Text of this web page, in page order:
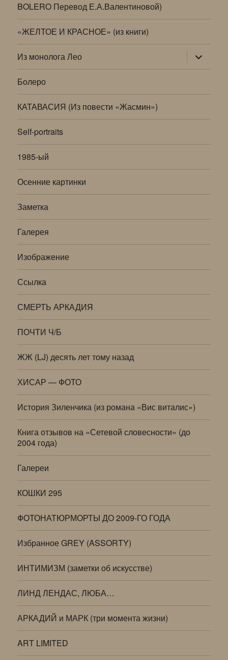
BOLERO Перевод Е.А.Валентиновой)
«ЖЕЛТОЕ И КРАСНОЕ» (из книги)
Из монолога Лео раскрыть
дочернее
меню
Болеро
КАТАВАСИЯ (Из повести «Жасмин»)
Self-portraits
1985-ый
Осенние картинки
Заметка
Галерея
Изображение
Ссылка
СМЕРТЬ АРКАДИЯ
ПОЧТИ Ч/Б
ЖЖ (LJ) десять лет тому назад
ХИСАР — ФОТО
История Зиленчика (из романа «Вис виталис»)
Книга отзывов на «Сетевой словесности» (до
2004 года)
Галереи
КОШКИ 295
ФОТОНАТЮРМОРТЫ ДО 2009-ГО ГОДА
Избранное GREY (ASSORTY)
ИНТИМИЗМ (заметки об искусстве)
ЛИНД ЛЕНДАС, ЛЮБА…
АРКАДИЙ и МАРК (три момента жизни)
ART LIMITED